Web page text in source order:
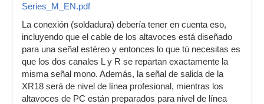
Series_M_EN.pdf
La conexión (soldadura) debería tener en cuenta eso,
incluyendo que el cable de los altavoces está diseñado
para una señal estéreo y entonces lo que tú necesitas es
que los dos canales L y R se repartan exactamente la
misma señal mono. Además, la señal de salida de la
XR18 será de nivel de línea profesional, mientras los
altavoces de PC están preparados para nivel de línea